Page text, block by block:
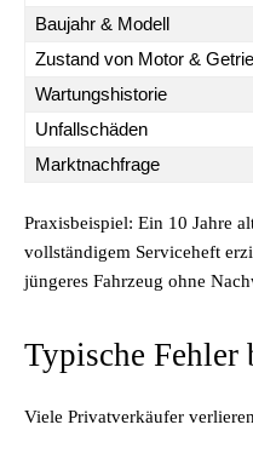
Baujahr & Modell
Zustand von Motor &
Wartungshistorie
Unfallschäden
Marktnachfrage
Praxisbeispiel: Ein 10 Jahre
vollständigem Serviceheft
jüngeres Fahrzeug ohne
Typische
Viele Privatverkäufer